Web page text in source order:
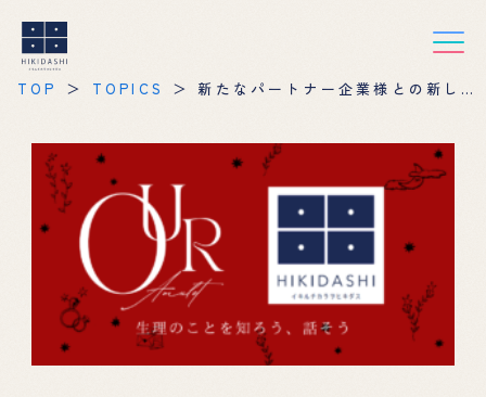
TOP TOPICS
新たなパートナー企業様との新しい